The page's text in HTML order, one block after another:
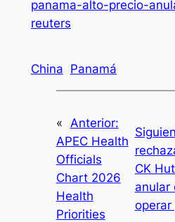
panama-alto-precio-
reuters
China Panamá
«
Anterior:
APEC Health
Officials
Chart 2026
Health
Priorities
CK
anular
operar